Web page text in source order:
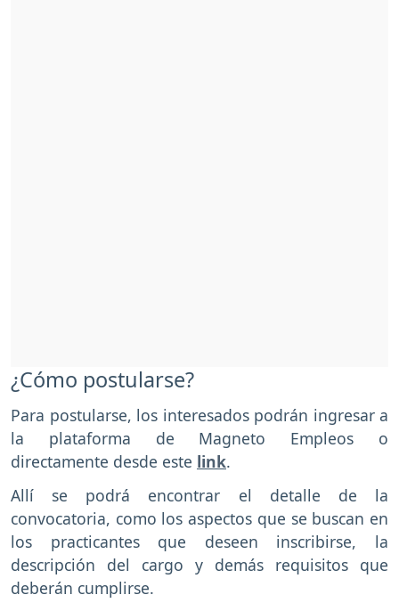
¿Cómo postularse?
Para postularse, los interesados podrán ingresar a
la plataforma de Magneto Empleos o
directamente desde este link.
Allí se podrá encontrar el detalle de la
convocatoria, como los aspectos que se buscan en
los practicantes que deseen inscribirse, la
descripción del cargo y demás requisitos que
deberán cumplirse.